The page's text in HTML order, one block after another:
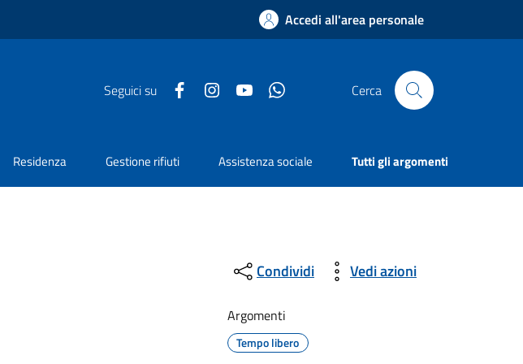
Accedi all'area personale
Seguici su Facebook InstagramYouTube Cerca
Residenza Gestione rifiuti Assistenza sociale Tutti gli argomenti
Condividi Vedi azioni
Argomenti
Tempo libero